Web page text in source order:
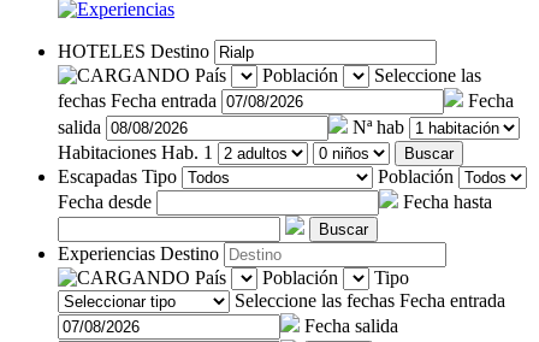
HOTELES Destino
País
Población
Seleccione las
fechas Fecha entrada
Fecha
salida
Nª hab
Habitaciones Hab. 1 Buscar
Escapadas Tipo
Población
Fecha desde
Fecha hasta
Buscar
Experiencias Destino
País
Población
Tipo
Seleccione las fechas Fecha entrada
Fecha salida